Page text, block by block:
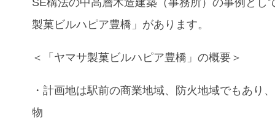
SE構法の中高層木造建築（事務所）の事例とし
製菓ビルハピア豊橋」があります。
＜「ヤマサ製菓ビルハピア豊橋」の概要＞
・計画地は駅前の商業地域、防火地域でもあり
物